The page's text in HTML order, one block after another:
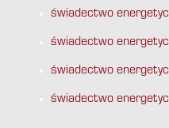
świadectwo
świadectwo
świadectwo
świadectwo